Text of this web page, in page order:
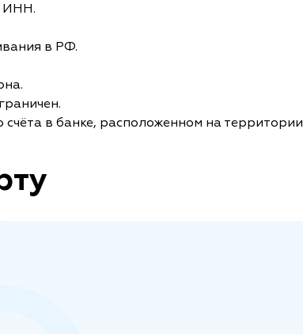
ИНН.
в РФ.
в банке, расположенном на